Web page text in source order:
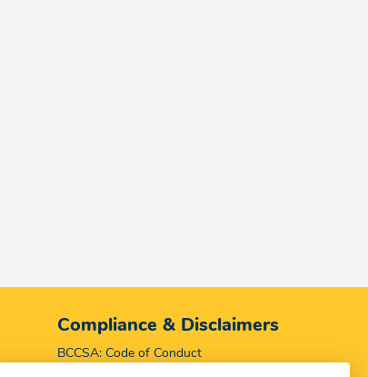
Compliance & Disclaimers
BCCSA: Code of Conduct